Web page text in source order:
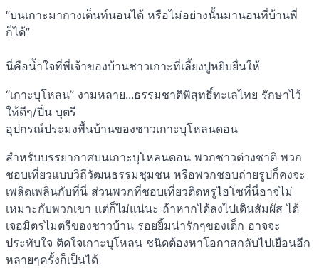
“บนเกาะมากางเต็นท์นอนได้ หรือไม่อย่างนั้นมานอนที่บ้านพี่
ก็ได้”
นี่คือน้ำใจที่พี่เจ้าของบ้านชาวเกาะที่เลี้ยงปูหยิบยื่นให้
“เกาะบุโหลน” งามหลาย...ธรรมชาติพิสุทธิ์ทะเลไทย รักษาไว้
ให้ดีๆ/ปิ่น บุตรี
อุปกรณ์ประมงพื้นบ้านของชาวเกาะบุโหลนดอน
สำหรับบรรยากาศบนเกาะบุโหลนดอน พวกชาวต่างชาติ พวก
ชอบเที่ยวแบบวิถีวัฒนธรรมชุมชน หรือพวกชอบถ่ายรูปก็คงจะ
เพลิดเพลินกับที่นี่ ส่วนพวกที่ชอบเที่ยวติดหรูไฮโซที่นี่อาจไม่
เหมาะกับพวกเขา แต่ก็ไม่แน่นะ ถ้าหากได้ลงไปเดินสัมผัส ได้
เจอมิตรไมตรีของชาวบ้าน รอยยิ้มน่ารักๆของเด็ก อาจจะ
ประทับใจ ติดใจเกาะบุโหลน ชนิดต้องหาโอกาสกลับไปเยือนอีก
หลายๆครั้งก็เป็นได้